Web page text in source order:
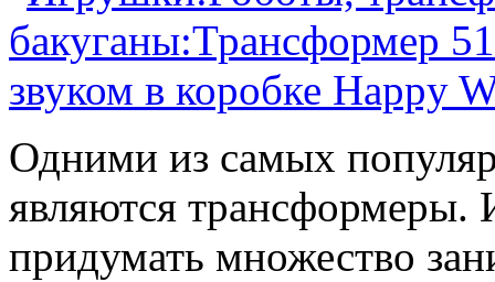
Одними из самых
являются
придумать множество